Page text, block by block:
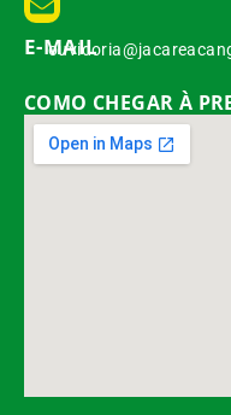
E-MAIL
COMO CHEGAR À